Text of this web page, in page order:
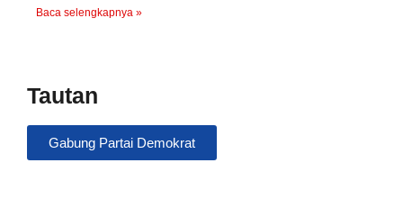
Baca selengkapnya »
Tautan
Gabung Partai Demokrat